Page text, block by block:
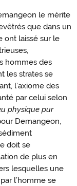
le mérite
que dans un
ont laissé sur le
hommes des
les strates se
l’axiome des
par celui selon
physique pur
Demangeon,
doit se
de plus en
lesquelles une
l’homme se